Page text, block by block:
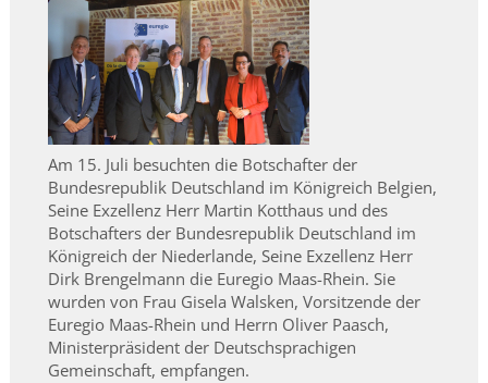
Am 15. Juli besuchten die Botschafter der
Bundesrepublik Deutschland im Königreich Belgien,
Seine Exzellenz Herr Martin Kotthaus und des
Botschafters der Bundesrepublik Deutschland im
Königreich der Niederlande, Seine Exzellenz Herr
Dirk Brengelmann die Euregio Maas-Rhein. Sie
wurden von Frau Gisela Walsken, Vorsitzende der
Euregio Maas-Rhein und Herrn Oliver Paasch,
Ministerpräsident der Deutschsprachigen
Gemeinschaft, empfangen.